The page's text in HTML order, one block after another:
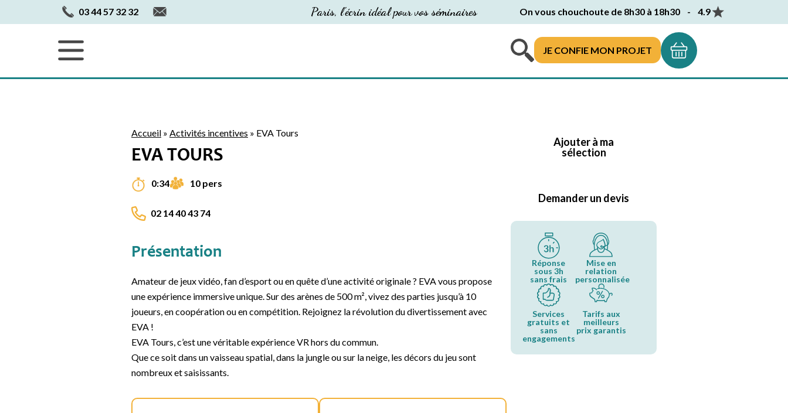
03 44 57 32 32 Paris, l'écrin idéal pour vos séminaires On vous chouchoute de 8h30 à 18h30 - 4.9
JE CONFIE MON PROJET
Accueil » Activités incentives » EVA Tours
EVA TOURS
0:34 10 pers
02 14 40 43 74
Présentation
Amateur de jeux vidéo, fan d’esport ou en quête d’une activité originale ? EVA vous propose
une expérience immersive unique. Sur des arènes de 500 m², vivez des parties jusqu’à 10
joueurs, en coopération ou en compétition. Rejoignez la révolution du divertissement avec
EVA !
EVA Tours, c’est une véritable expérience VR hors du commun.
Que ce soit dans un vaisseau spatial, dans la jungle ou sur la neige, les décors du jeu sont
nombreux et saisissants.
Ajouter à ma
sélection
Demander un devis
Réponse
sous 3h
sans frais
Mise en
relation
personnalisée
Services
gratuits et
sans
engagements
Tarifs aux
meilleurs
prix garantis